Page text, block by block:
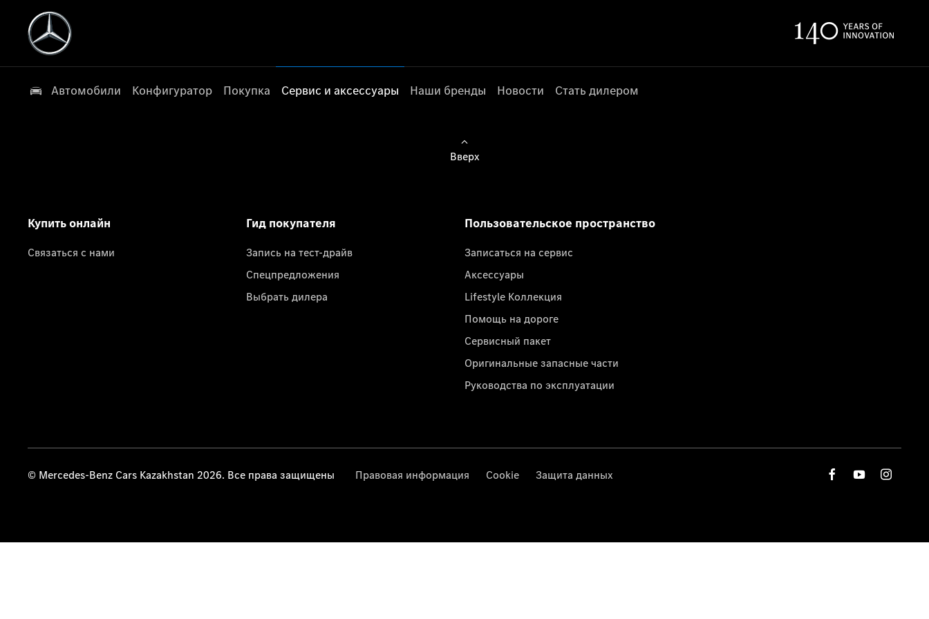
Автомобили Конфигуратор Покупка Сервис и аксессуары Наши бренды Новости Стать дилером
Вверх
Купить онлайн
Связаться с нами
Гид покупателя
Запись на тест-драйв
Спецпредложения
Выбрать дилера
Пользовательское пространство
Записаться на сервис
Аксессуары
Lifestyle Коллекция
Помощь на дороге
Сервисный пакет
Оригинальные запасные части
Руководства по эксплуатации
© Mercedes-Benz Cars Kazakhstan 2026. Все права защищены Правовая информация Cookie Защита данных